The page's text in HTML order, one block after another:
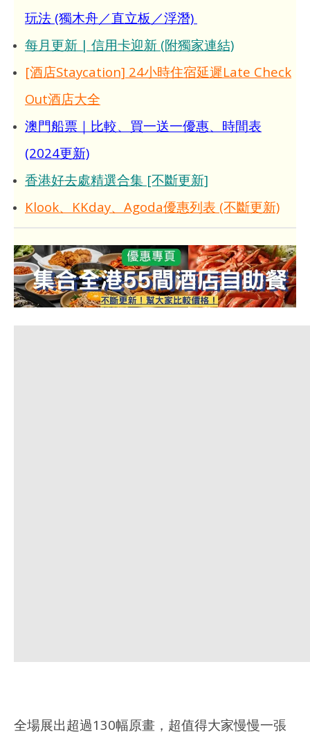
玩法 (獨木舟／直立板／浮潛)
每月更新 | 信用卡迎新 (附獨家連結)
[酒店Staycation] 24小時住宿延遲Late Check
Out酒店大全
澳門船票｜比較、買一送一優惠、時間表
(2024更新)
香港好去處精選合集 [不斷更新]
Klook、KKday、Agoda優惠列表 (不斷更新)
全場展出超過130幅原畫，超值得大家慢慢一張